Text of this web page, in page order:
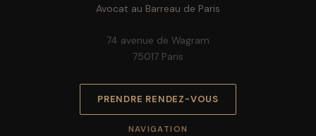
Avocat au Barreau de Paris
74 avenue de Wagram
75017 Paris
PRENDRE RENDEZ-VOUS
NAVIGATION